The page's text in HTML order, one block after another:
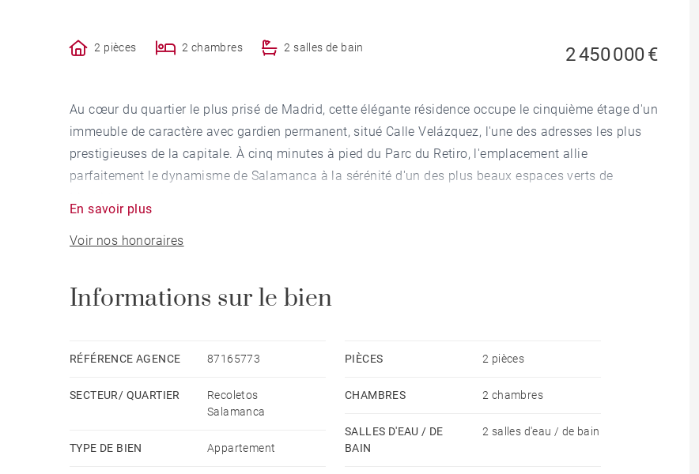
2 pièces 2 chambres 2 salles de bain 2 450 000 €
Au cœur du quartier le plus prisé de Madrid, cette élégante résidence occupe le cinquième étage d'un
immeuble de caractère avec gardien permanent, situé Calle Velázquez, l'une des adresses les plus
prestigieuses de la capitale. À cinq minutes à pied du Parc du Retiro, l'emplacement allie
parfaitement le dynamisme de Salamanca à la sérénité d'un des plus beaux espaces verts de
L'appartement, d'une surface de 163 m², a fait l'objet d'une rénovation soignée avec des matériaux
et les espaces privés. Le séjour principal, de belle amplitude, bénéficie d'une lumière naturelle
généreuse tout au long de la journée grâce à l'orientation sud et est du bien.
Les deux chambres, toutes deux en suite avec salle de bain complète et dressing intégré,
L'appartement est équipé de la climatisation chaud/froid et du chauffage central, assurant un
confort optimal en toute saison.
En savoir plus
Voir nos honoraires
Informations sur le bien
RÉFÉRENCE AGENCE 87165773
SECTEUR/ QUARTIER
Recoletos
Salamanca
TYPE DE BIEN Appartement
PIÈCES 2 pièces
CHAMBRES 2 chambres
SALLES D'EAU / DE
BAIN
2 salles d'eau / de bain